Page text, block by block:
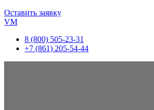
Оставить заявку
VM
8 (800) 505-23-31
+7 (861) 205-54-44